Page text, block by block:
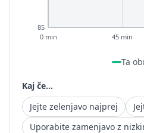
85
0 min 45 min
Ta
Kaj če...
Jejte zelenjavo najprej
Uporabite zamenjavo z